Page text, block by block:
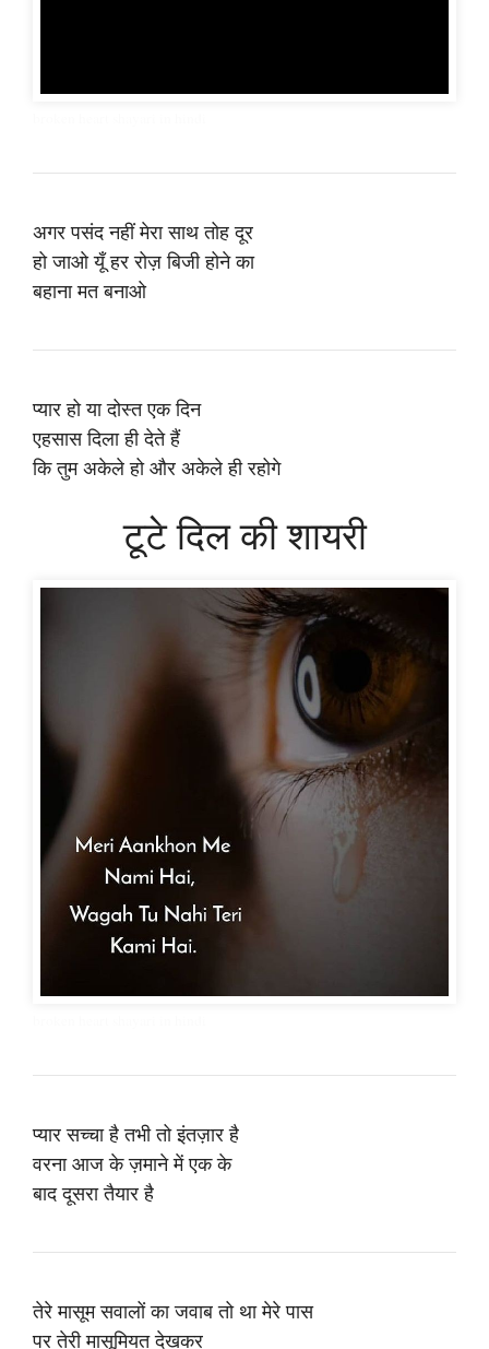
अगर पसंद नहीं मेरा साथ तोह दूर
हो जाओ यूँ हर रोज़ बिजी होने का
बहाना मत बनाओ
प्यार हो या दोस्त एक दिन
एहसास दिला ही देते हैं
कि तुम अकेले हो और अकेले ही रहोगे
टूटे दिल की शायरी
प्यार सच्चा है तभी तो इंतज़ार है
वरना आज के ज़माने में एक के
बाद दूसरा तैयार है
तेरे मासूम सवालों का जवाब तो था मेरे पास
पर तेरी मासूमियत देखकर